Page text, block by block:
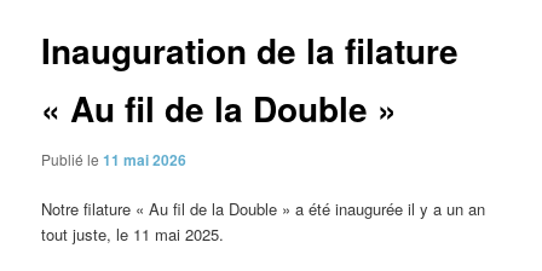
Inauguration de la filature
« Au fil de la Double »
Publié le11 mai 2026
Notre filature « Au fil de la Double » a été inaugurée il y a un an
tout juste, le 11 mai 2025.